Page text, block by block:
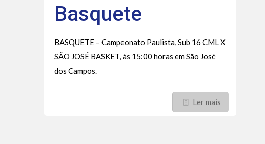
Basquete
BASQUETE – Campeonato Paulista, Sub 16 CML X
SÃO JOSÉ BASKET, às 15:00 horas em São José
dos Campos.
Ler mais